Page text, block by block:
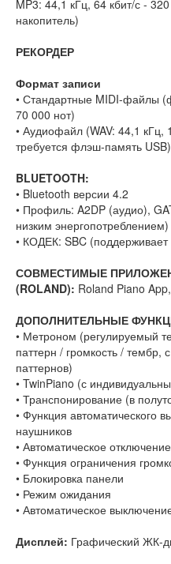
MP3: 44,1 кГц, 64 кбит/с -
накопитель)
РЕКОРДЕР
Формат записи
• Стандартные MIDI-файлы
70 000 нот)
• Аудиофайл (WAV: 44,1
требуется флэш-память USB)
BLUETOOTH:
• Bluetooth версии 4.2
• Профиль: A2DP (аудио),
низким энергопотреблением)
• КОДЕК: SBC
СОВМЕСТИМЫЕ
(ROLAND): Roland Piano
ДОПОЛНИТЕЛЬНЫЕ
• Метроном (регулируемый
паттерн / громкость / тембр,
паттернов)
• TwinPiano (с
• Транспонирование (в
• Функция автоматического
наушников
• Автоматическое
• Функция ограничения
• Блокировка панели
• Режим ожидания
• Автоматическое
Дисплей: Графический ЖК-